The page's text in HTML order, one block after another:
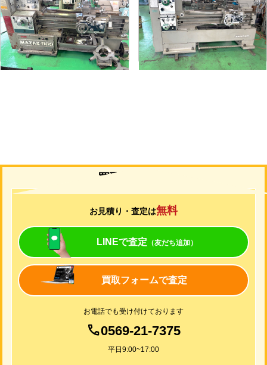
メーカー マザック
形 式MK-860S
年 式1989
メーカー 山崎
形 式MAZAK-ACE-1000
年 式1976
買取について
お見積り・査定は無料
LINEで査定 （友だち追加）
買取フォームで査定
お電話でも受け付けております
0569-21-7375
平日9:00~17:00